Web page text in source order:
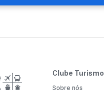
Clube Turismo
Sobre nós